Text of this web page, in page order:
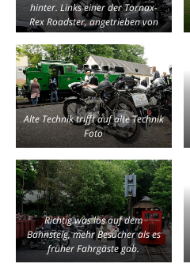
hinter. Links einer der Tornax-
Rex Roadster, angetrieben von
einem DKW-Motor. Von ihnen
gab es nur 158 Stück.
Alte Technik trifft auf alte Technik
Foto
Richtig was los auf dem
Bahnsteig, mehr Besucher als es
früher Fahrgäste gab.